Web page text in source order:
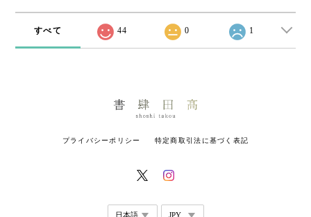
すべて 44 0 1
プライバシーポリシー 特定商取引法に基づく表記